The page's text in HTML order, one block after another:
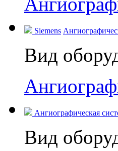
Siemens
Вид
Ангиографическая
Вид